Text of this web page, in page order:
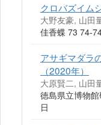
クロバズイム
大野友豪, 山田
佳香蝶 73 74-
アサギマダラ
（2020年）
大原賢二, 山田
徳島県立博物
日